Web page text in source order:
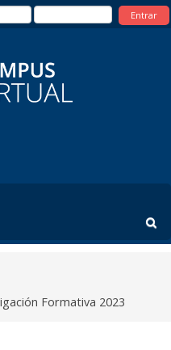
Entrar
Formativa 2023